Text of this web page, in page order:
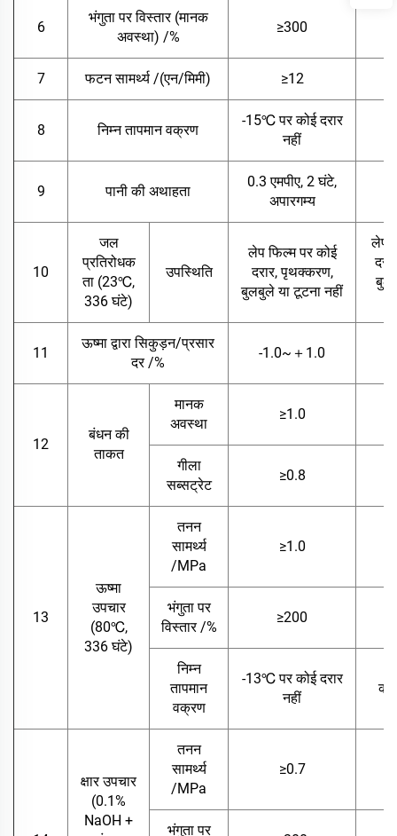
6
भंगुता पर विस्तार (मानक
अवस्था) /%
≥300
7 फटन सामर्थ्य /(एन/मिमी) ≥12
8 निम्न तापमान वक्रण
-15℃ पर कोई दरार
नहीं
9 पानी की अथाहता
0.3 एमपीए, 2 घंटे,
अपारगम्य
10
जल
प्रतिरोधक
ता (23℃,
336 घंटे)
उपस्थिति
लेप फिल्म पर कोई
दरार, पृथक्करण,
बुलबुले या टूटना नहीं
लेप
11
ऊष्मा द्वारा सिकुड़न/प्रसार
दर /%
-1.0~＋1.0
12
बंधन की
ताकत
मानक
अवस्था
≥1.0
गीला
सब्सट्रेट
≥0.8
13
ऊष्मा
उपचार
(80℃,
336 घंटे)
तनन
सामर्थ्य
/MPa
≥1.0
भंगुता पर
विस्तार /%
≥200
निम्न
तापमान
वक्रण
-13℃ पर कोई दरार
नहीं
क्षार उपचार
(0.1%
NaOH +
तनन
सामर्थ्य
/MPa
≥0.7
भंगुता पर